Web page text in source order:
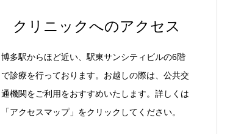
クリニックへのアクセス
博多駅からほど近い、駅東サンシティビルの6階
で診療を行っております。お越しの際は、公共交
通機関をご利用をおすすめいたします。詳しくは
「アクセスマップ」をクリックしてください。